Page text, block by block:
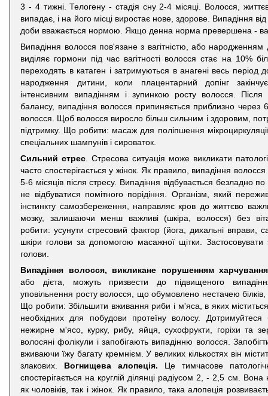
3 - 4 тижні. Телогену - стадія сну 2-4 місяці. Волосся,
випадає, і на його місці виростає нове, здорове. Випадіння
доби вважається нормою. Якщо денна норма превершена -
Випадіння волосся пов'язане з вагітністю, або
виділяє гормони під час вагітності волосся стає на 10%
переходять в катаген і затримуються в анагені весь
народження дитини, коли плацентарний допінг
інтенсивним випадінням і зупинкою росту волосся. Після
балансу, випадіння волосся припиняється приблизно через 6
волосся. Щоб волосся виросло більш сильним і здоровим,
підтримку. Що робити: масаж для поліпшення
спеціальних шампунів і сироваток.
Сильний стрес . Стресова ситуація може викликати
часто спостерігається у жінок. Як правило, випадіння волосся
5-6 місяців після стресу. Випадіння відбувається безладно
не відбуватися помітного порідіння. Організм, який
інстинкту самозбереження, направляє кров до життєво
мозку, залишаючи менш важливі (шкіра, волосся) без
робити: усунути стресовий фактор (йога, дихальні вправи,
шкіри голови за допомогою масажної щітки.
голови.
Випадіння волосся, викликане порушенням
або дієта, можуть призвести до підвищеного
уповільнення росту волосся, що обумовлено нестачею білків,
Що робити: Збільшити вживання риби і м'яса, в яких
необхідних для побудови протеїну волосу. Дотримуйтеся
нежирне м'ясо, курку, рибу, яйця, сухофрукти, горіхи та
волосяні фолікули і запобігають випадінню волосся.
вживаючи їжу багату кремнієм. У великих кількостях він
злакових. Вогнищева алопеція. Це тимчасове
спостерігається на круглій ділянці радіусом 2, - 2,5 см. Вона
як чоловіків, так і жінок. Як правило, така алопеція